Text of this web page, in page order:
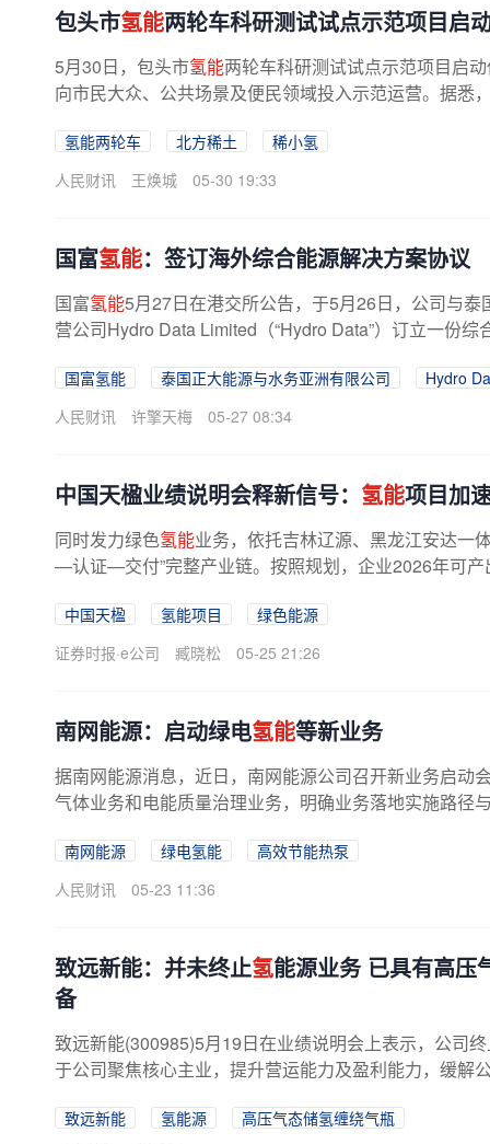
包头市氢能两轮车科研测试试点示范项目启
5月30日，包头市氢能两轮车科研测试试点示范项目启
向市民大众、公共场景及便民领域投入示范运营。据悉
氢能两轮车 北方稀土
稀小氢
人民财讯
王焕城 05-30 19:33
国富氢能：签订海外综合能源解决方案协议
国富氢能5月27日在港交所公告，于5月26日，公司与泰
营公司Hydro Data Limited（“Hydro Data”）订立一份
国富氢能 泰国正大能源与水务亚洲有限公司
Hydro
人民财讯
许擎天梅 05-27 08:34
中国天楹业绩说明会释新信号： 氢能项目加
同时发力绿色氢能业务，依托吉林辽源、黑龙江安达一
—认证—交付”完整产业链。按照规划，企业2026年可
中国天楹 氢能项目
绿色能源
证券时报·e公司
臧晓松 05-25 21:26
南网能源：启动绿电氢能等新业务
据南网能源消息，近日，南网能源公司召开新业务启动
气体业务和电能质量治理业务，明确业务落地实施路径
南网能源 绿电氢能
高效节能热泵
人民财讯
05-23 11:36
致远新能：并未终止氢能源业务 已具有高压
备
致远新能(300985)5月19日在业绩说明会上表示，公司终
于公司聚焦核心主业，提升营运能力及盈利能力，缓解
致远新能 氢能源
高压气态储氢缠绕气瓶